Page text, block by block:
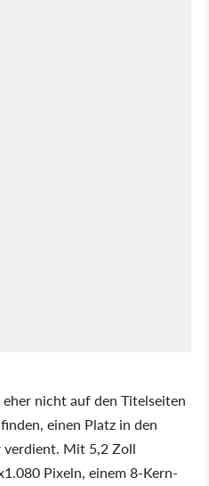
nicht auf den Titelseiten
einen Platz in den
verdient. Mit 5,2 Zoll
Pixeln, einem 8-Kern-